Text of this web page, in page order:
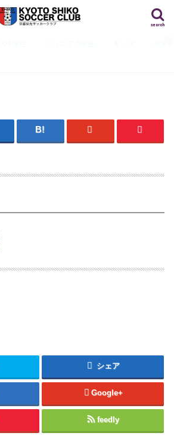
search
シェア
Google+
feedly